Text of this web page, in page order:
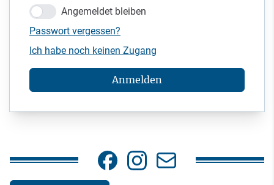
Angemeldet bleiben
Passwort vergessen?
Ich habe noch keinen Zugang
Anmelden